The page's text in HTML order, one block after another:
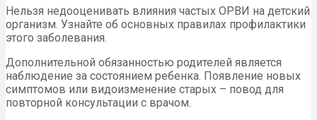
Нельзя недооценивать влияния частых ОРВИ на детский
организм. Узнайте об основных правилах профилактики
этого заболевания.
Дополнительной обязанностью родителей является
наблюдение за состоянием ребенка. Появление новых
симптомов или видоизменение старых – повод для
повторной консультации с врачом.